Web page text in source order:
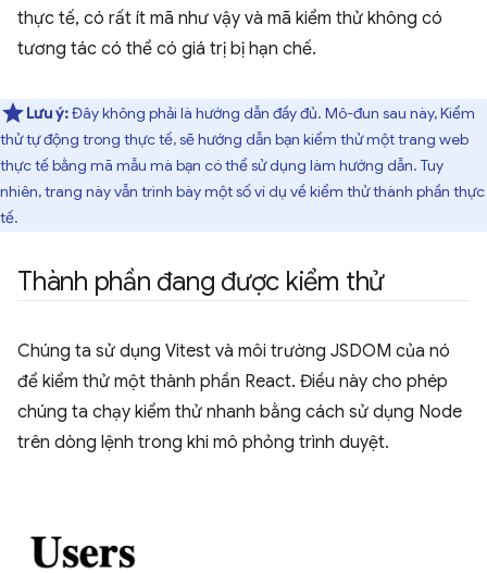
thực tế, có rất ít mã như vậy và mã kiểm thử không có
tương tác có thể có giá trị bị hạn chế.
Lưu ý:Đây không phải là hướng dẫn đầy đủ. Mô-đun sau này, Kiểm
thử tự động trong thực tế, sẽ hướng dẫn bạn kiểm thử một trang web
thực tế bằng mã mẫu mà bạn có thể sử dụng làm hướng dẫn. Tuy
nhiên, trang này vẫn trình bày một số ví dụ về kiểm thử thành phần thực
tế.
Thành phần đang được kiểm thử
Chúng ta sử dụng Vitest và môi trường JSDOM của nó
để kiểm thử một thành phần React. Điều này cho phép
chúng ta chạy kiểm thử nhanh bằng cách sử dụng Node
trên dòng lệnh trong khi mô phỏng trình duyệt.